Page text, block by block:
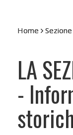
Home
LA
-